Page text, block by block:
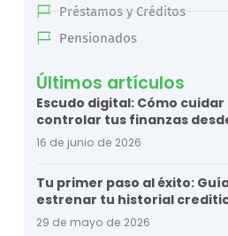
Préstamos y Créditos
Pensionados
Últimos artículos
Escudo digital: Cómo
controlar tus finanzas
16 de junio de 2026
Tu primer paso al éxito:
estrenar tu historial
29 de mayo de 2026